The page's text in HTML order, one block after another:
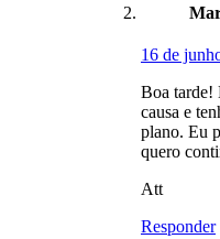
16 de
Boa tarde!
causa e
plano. Eu
quero
Att
Responder